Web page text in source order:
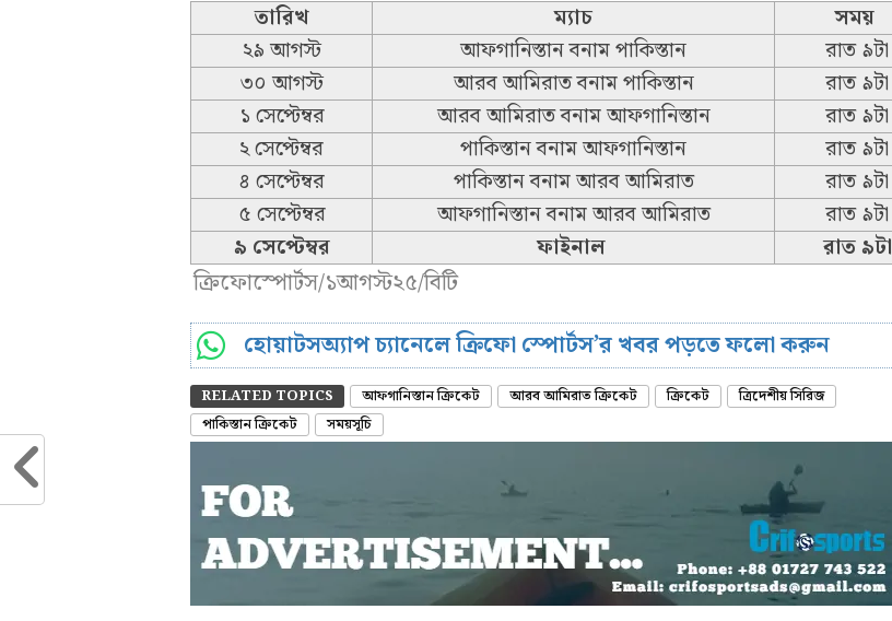
তারিখ ম্যাচ
সময়
২৯ আগস্ট
আফগানিস্তান বনাম পাকিস্তান
রাত ৯টা
৩০ আগস্ট
আরব আমিরাত বনাম পাকিস্তান
রাত ৯টা
১ সেপ্টেম্বর
আরব আমিরাত বনাম আফগানিস্তান
রাত ৯টা
২ সেপ্টেম্বর
পাকিস্তান বনাম আফগানিস্তান
রাত ৯টা
৪ সেপ্টেম্বর
পাকিস্তান বনাম আরব আমিরাত
রাত ৯টা
৫ সেপ্টেম্বর
আফগানিস্তান বনাম আরব আমিরাত
রাত ৯টা
৯ সেপ্টেম্বর
ফাইনাল রাত ৯টা
ক্রিফোস্পোর্টস/১আগস্ট২৫/বিটি
হোয়াটসঅ্যাপ চ্যানেলে ক্রিফো স্পোর্টস’র খবর পড়তে ফলো করুন
RELATED TOPICS আফগানিস্তান ক্রিকেট আরব আমিরাত ক্রিকেট ক্রিকেট
ত্রিদেশীয় সিরিজ
পাকিস্তান ক্রিকেট
সময়সূচি